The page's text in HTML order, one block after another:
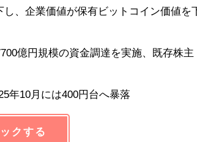
し、企業価値が保有ビットコイン価値を
億円規模の資金調達を実施、既存株主
年10月には400円台へ暴落
クする